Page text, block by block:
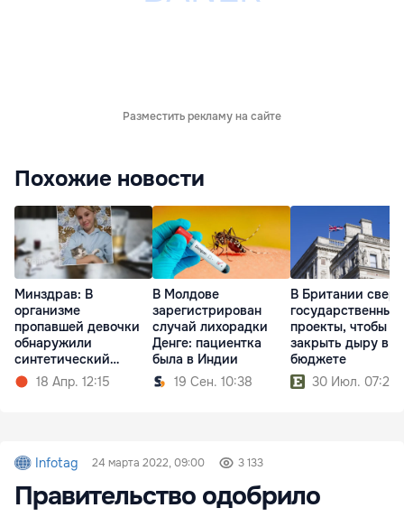
Разместить рекламу на сайте
Похожие новости
Минздрав: В
организме
пропавшей девочки
обнаружили
синтетический
опиоид18 Апр. 12:15
В Молдове
зарегистрирован
случай лихорадки
Денге: пациентка
была в Индии
19 Сен. 10:38
В Британии
государственные
проекты, чтобы
закрыть дыру в
бюджете
30 Июл. 07:20
Infotag 24 марта 2022, 09:00 3 133
Правительство одобрило